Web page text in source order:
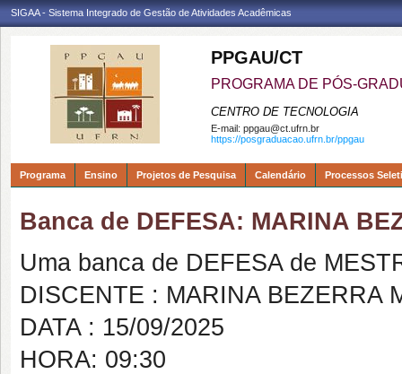
SIGAA - Sistema Integrado de Gestão de Atividades Acadêmicas
PPGAU/CT
PROGRAMA DE PÓS-
CENTRO DE TECNOLOGIA
E-mail: ppgau@ct.ufrn.br
https://posgraduacao.ufrn.br/ppgau
Programa Ensino Projetos de Pesquisa Calendário Processos
Banca de DEFESA: MARINA
Uma banca de DEFESA de
DISCENTE : MARINA BEZERRA
DATA : 15/09/2025
HORA: 09:30